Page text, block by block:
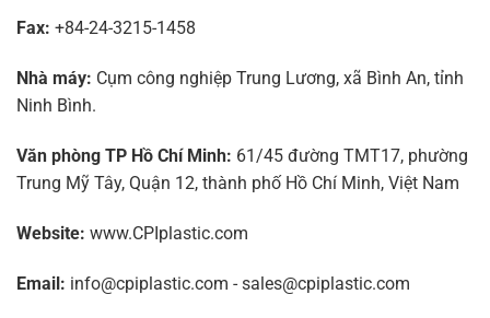
Fax: +84-24-3215-1458
Nhà máy: Cụm công nghiệp Trung Lương, xã Bình An, tỉnh
Ninh Bình.
Văn phòng TP Hồ Chí Minh: 61/45 đường TMT17, phường
Trung Mỹ Tây, Quận 12, thành phố Hồ Chí Minh, Việt Nam
Website: www.CPIplastic.com
Email: info@cpiplastic.com - sales@cpiplastic.com